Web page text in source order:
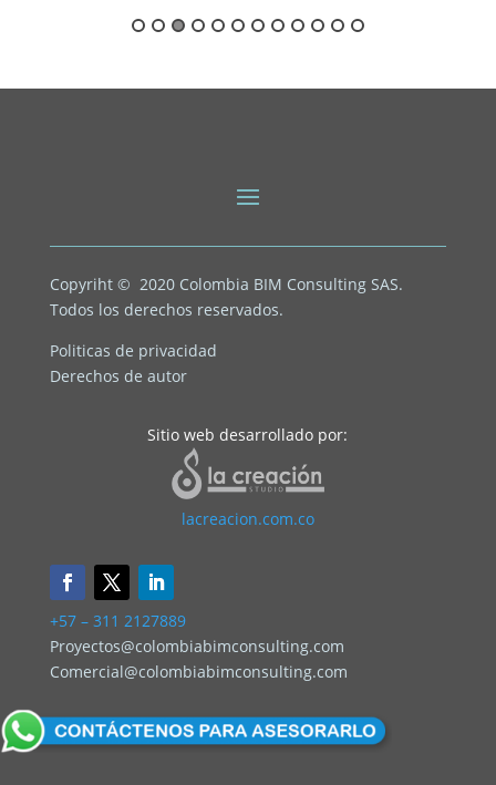
Copyriht © 2020 Colombia BIM Consulting SAS.
Todos los derechos reservados.
Politicas de privacidad
Derechos de autor
Sitio web desarrollado por:
lacreacion.com.co
+57 – 311 2127889
Proyectos@colombiabimconsulting.com
Comercial@colombiabimconsulting.com